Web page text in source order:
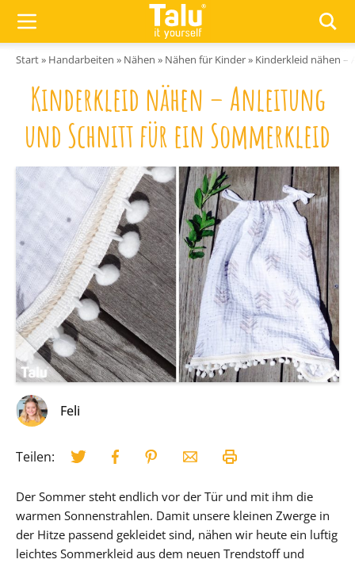
Start» Handarbeiten » Nähen » Nähen für Kinder» Kinderkleid nähen –
Kinderkleid nähen – Anleitung
und Schnitt für ein Sommerkleid
Feli
Teilen:
Der Sommer steht endlich vor der Tür und mit ihm die
warmen Sonnenstrahlen. Damit unsere kleinen Zwerge in
der Hitze passend gekleidet sind, nähen wir heute ein luftig
leichtes Sommerkleid aus dem neuen Trendstoff und